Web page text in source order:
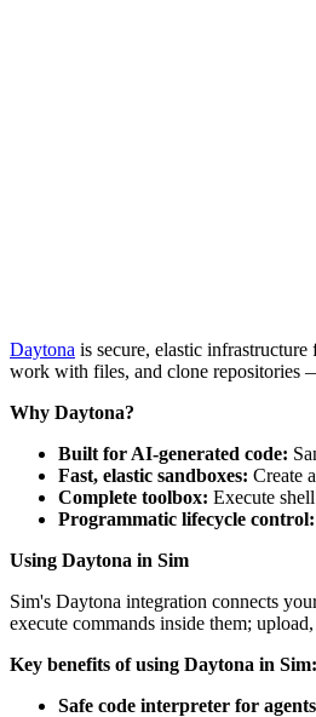
Daytona is secure, elastic
work with files, and clone repositories
Why Daytona?
Built for AI-generated code:
Fast, elastic sandboxes: Create
Complete toolbox: Execute
Programmatic lifecycle control:
Using Daytona in Sim
Sim's Daytona integration connects
execute commands inside them;
Key benefits of using Daytona in Sim:
Safe code interpreter for